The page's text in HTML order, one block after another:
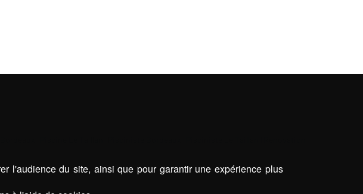
l'audience du site, ainsi que pour garantir une expérience plus